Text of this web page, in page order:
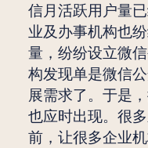
信月活跃用户量
业及办事机构也
量，纷纷设立微
构发现单是微信
展需求了。于是
也应时出现。很
前，让很多企业